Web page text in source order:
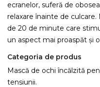
ecranelor, suferă de
relaxare înainte de
de 20 de minute care
un aspect mai proaspăt și
Categoria de produs
Mască de ochi încălzită
tensiunii.